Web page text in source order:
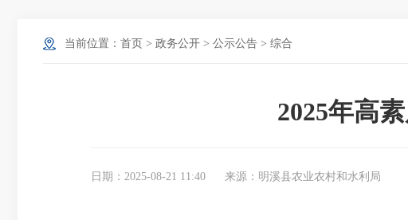
当前位置： 首页 > 政务公开 > 公示公告 > 综合
2025年高
日期：2025-08-21 11:40 来源：明溪县农业农村和水利局